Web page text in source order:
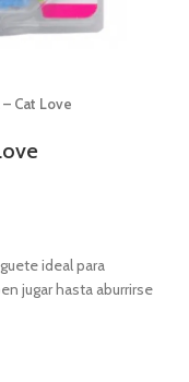
Cat Love
ideal para
jugar hasta aburrirse